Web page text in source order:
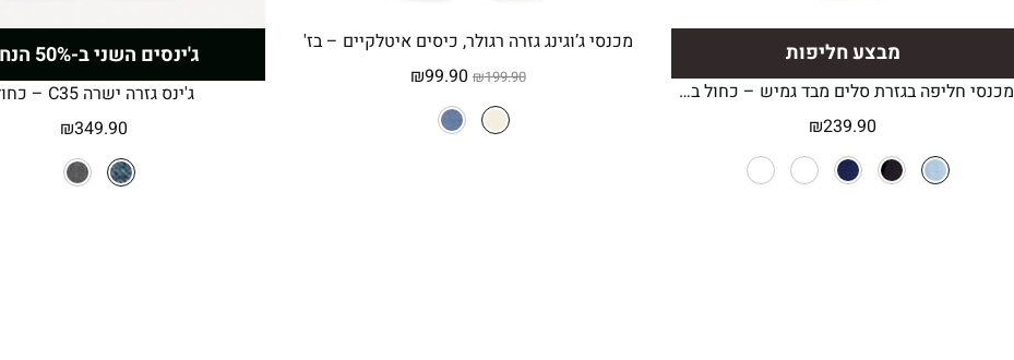
מבצע חליפות
מכנסי חליפה בגזרת סלים מבד גמיש – כחול בהיר
₪239.90
מכנסי ג’וגינג גזרה רגולר, כיסים איטלקיים – בז'
₪199.90
המחיר
המקורי
היה:
₪99.90
ג'ינסים השני ב-50% הנחה
ג'ינס גזרה ישרה C35 – כחול
₪349.90